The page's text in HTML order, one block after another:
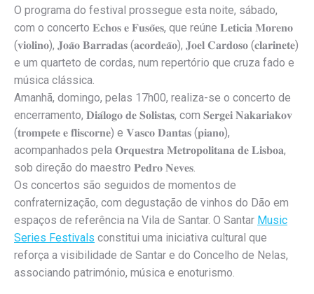
O programa do festival prossegue esta noite, sábado,
com o concerto 𝐄𝐜𝐡𝐨𝐬 𝐞 𝐅𝐮𝐬𝐨̃𝐞𝐬, que reúne 𝐋𝐞𝐭𝐢𝐜𝐢𝐚 𝐌𝐨𝐫𝐞𝐧𝐨
(𝐯𝐢𝐨𝐥𝐢𝐧𝐨), 𝐉𝐨𝐚̃𝐨 𝐁𝐚𝐫𝐫𝐚𝐝𝐚𝐬 (𝐚𝐜𝐨𝐫𝐝𝐞𝐚̃𝐨), 𝐉𝐨𝐞𝐥 𝐂𝐚𝐫𝐝𝐨𝐬𝐨 (𝐜𝐥𝐚𝐫𝐢𝐧𝐞𝐭𝐞)
e um quarteto de cordas, num repertório que cruza fado e
música clássica.
Amanhã, domingo, pelas 17h00, realiza-se o concerto de
encerramento, 𝐃𝐢𝐚́𝐥𝐨𝐠𝐨 𝐝𝐞 𝐒𝐨𝐥𝐢𝐬𝐭𝐚𝐬, com 𝐒𝐞𝐫𝐠𝐞𝐢 𝐍𝐚𝐤𝐚𝐫𝐢𝐚𝐤𝐨𝐯
(𝐭𝐫𝐨𝐦𝐩𝐞𝐭𝐞 𝐞 𝐟𝐥𝐢𝐬𝐜𝐨𝐫𝐧𝐞) e 𝐕𝐚𝐬𝐜𝐨 𝐃𝐚𝐧𝐭𝐚𝐬 (𝐩𝐢𝐚𝐧𝐨),
acompanhados pela 𝐎𝐫𝐪𝐮𝐞𝐬𝐭𝐫𝐚 𝐌𝐞𝐭𝐫𝐨𝐩𝐨𝐥𝐢𝐭𝐚𝐧𝐚 𝐝𝐞 𝐋𝐢𝐬𝐛𝐨𝐚,
sob direção do maestro 𝐏𝐞𝐝𝐫𝐨 𝐍𝐞𝐯𝐞𝐬.
Os concertos são seguidos de momentos de
confraternização, com degustação de vinhos do Dão em
espaços de referência na Vila de Santar. O Santar Music
Series Festivals constitui uma iniciativa cultural que
reforça a visibilidade de Santar e do Concelho de Nelas,
associando património, música e enoturismo.